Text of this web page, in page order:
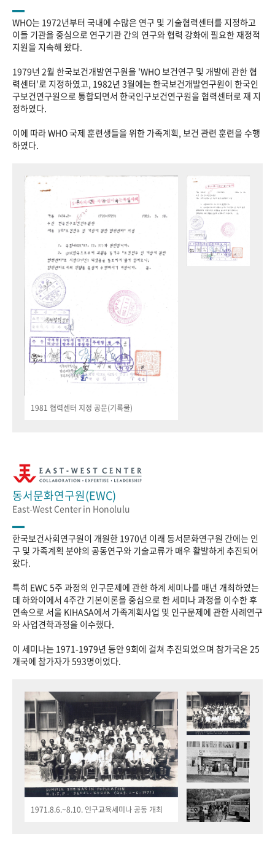
WHO는 1972년부터 국내에 수많은 연구 및 기술협력센터를 지정하고
이들 기관을 중심으로 연구기관 간의 연구와 협력 강화에 필요한 재정적
지원을 지속해 왔다.
1979년 2월 한국보건개발연구원을 'WHO 보건연구 및 개발에 관한 협
력센터'로 지정하였고, 1982년 3월에는 한국보건개발연구원이 한국인
구보건연구원으로 통합되면서 한국인구보건연구원을 협력센터로 재 지
정하였다.
이에 따라 WHO 국제 훈련생들을 위한 가족계획, 보건 관련 훈련을 수행
하였다.
1981 협력센터 지정 공문(기록물)
동서문화연구원(EWC)
East-West Center in Honolulu
한국보건사회연구원이 개원한 1970년 이래 동서문화연구원 간에는 인
구 및 가족계획 분야의 공동연구와 기술교류가 매우 활발하게 추진되어
왔다.
특히 EWC 5주 과정의 인구문제에 관한 하계 세미나를 매년 개최하였는
데 하와이에서 4주간 기본이론을 중심으로 한 세미나 과정을 이수한 후
연속으로 서울 KIHASA에서 가족계획사업 및 인구문제에 관한 사례연구
와 사업견학과정을 이수했다.
이 세미나는 1971-1979년 동안 9회에 걸쳐 추진되었으며 참가국은 25
개국에 참가자가 593명이었다.
1971.8.6.~8.10. 인구교육세미나 공동 개최